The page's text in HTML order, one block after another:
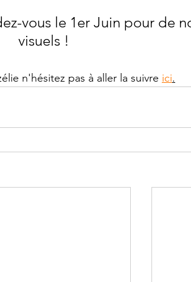
vous le 1er Juin pour de
visuels !
n'hésitez pas à aller la suivre ici.